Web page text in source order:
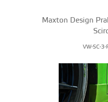
Maxton Design
VW-SC-3-